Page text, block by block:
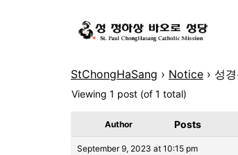
StChongHaSang › Notice › 성
Viewing 1 post (of 1 total)
Author Posts
September 9, 2023 at 10:15 pm